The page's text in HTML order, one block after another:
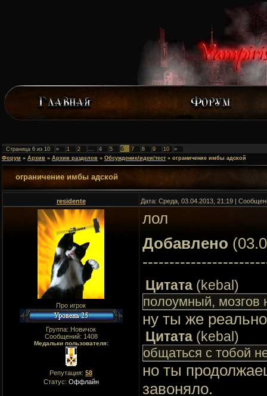
Страница 6 из 10 « 1 2 … 4 5 6 7 8 9 10
»
Форум » Архив » Архив разделов » Обсуждение/идеи/тест » ограничение имбы адской
ограничение имбы адской
residente Дата: Среда, 03.04.2013, 21:19 |
Про игрок
Группа: Новичок
Сообщений: 1408
Медальки пользователя:
Репутация: 58
Статус: Оффлайн
лол
Добавлено
Цитата (kebal)
полоумный, мозгов
ну ты же
Цитата (kebal)
общаться с тобой
но ты
завоняло.